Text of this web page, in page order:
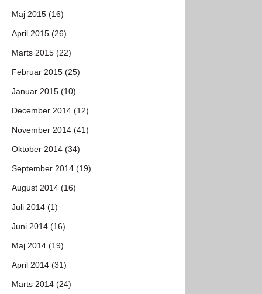
Maj 2015 (16)
April 2015 (26)
Marts 2015 (22)
Februar 2015 (25)
Januar 2015 (10)
December 2014 (12)
November 2014 (41)
Oktober 2014 (34)
September 2014 (19)
August 2014 (16)
Juli 2014 (1)
Juni 2014 (16)
Maj 2014 (19)
April 2014 (31)
Marts 2014 (24)